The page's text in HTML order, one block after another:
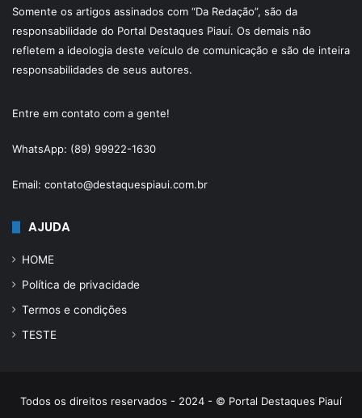
Somente os artigos assinados com “Da Redação”, são da
responsabilidade do Portal Destaques Piauí. Os demais não
refletem a ideologia deste veículo de comunicação e são de inteira
responsabilidades de seus autores.
Entre em contato com a gente!
WhatsApp: (89) 99922-1630
Email: contato@destaquespiaui.com.br
AJUDA
HOME
Política de privacidade
Termos e condições
TESTE
Todos os direitos reservados - 2024 - © Portal Destaques Piauí